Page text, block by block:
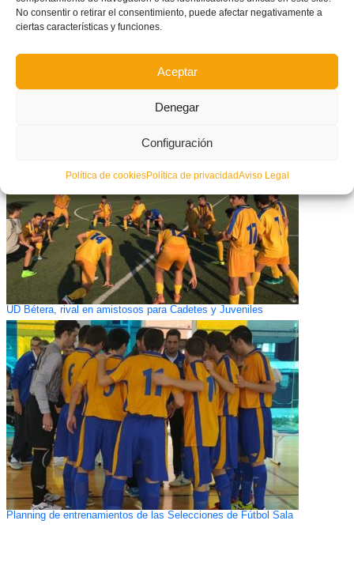
No consentir o retirar el consentimiento, puede afectar negativamente a
ciertas características y funciones.
Aceptar
Denegar
Configuración
Política de cookiesPolítica de privacidadAviso Legal
Ya disponible la nueva APP oficial de la FFCV
UD Bétera, rival en amistosos para Cadetes y Juveniles
Planning de entrenamientos de las Selecciones de Fútbol Sala